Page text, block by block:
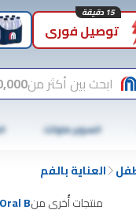
توصيل فوري
15 دقيقة
ابحث بين أكثر من
السوبر ماركت
العناية بالفم
منتجات أُخرى منOral B